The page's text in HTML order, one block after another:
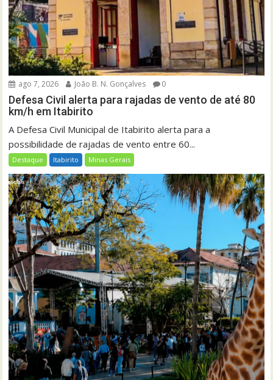
ago 7, 2026 João B. N. Gonçalves 0
Defesa Civil alerta para rajadas de vento de até 80
km/h em Itabirito
A Defesa Civil Municipal de Itabirito alerta para a
possibilidade de rajadas de vento entre 60...
Destaque Itabirito Minas Gerais